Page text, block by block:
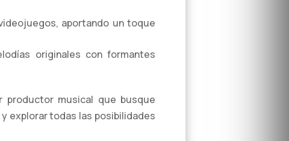
aportando un toque
originales con formantes
productor musical que busque
explorar todas las posibilidades